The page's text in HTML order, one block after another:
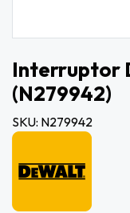
Interruptor
(n279942)
SKU: N279942